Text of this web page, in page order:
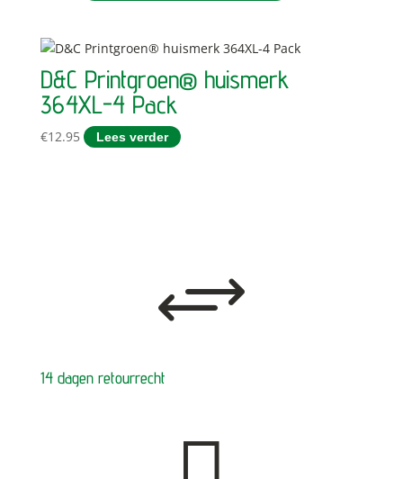
D&C Printgroen® huismerk
364XL-4 Pack
€12.95 Lees verder
+
14 dagen retourrecht